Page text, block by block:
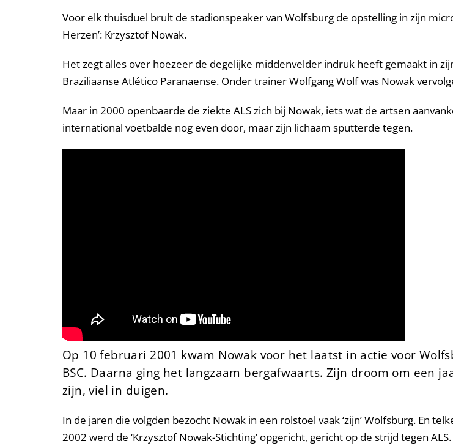
Voor elk thuisduel brult de stadionspeaker van Wolfsburg de opstelling in zijn
Herzen’: Krzysztof Nowak.
Het zegt alles over hoezeer de degelijke middenvelder indruk heeft gemaakt in
Braziliaanse Atlético Paranaense. Onder trainer Wolfgang Wolf was Nowak
Maar in 2000 openbaarde de ziekte ALS zich bij Nowak, iets wat de artsen
international voetbalde nog even door, maar zijn lichaam sputterde tegen.
Op 10 februari 2001 kwam Nowak voor het laatst in actie voor
BSC. Daarna ging het langzaam bergafwaarts. Zijn droom om een
zijn, viel in duigen.
In de jaren die volgden bezocht Nowak in een rolstoel vaak ‘zijn’ Wolfsburg. En
2002 werd de ‘Krzysztof Nowak-Stichting’ opgericht, gericht op de strijd tegen